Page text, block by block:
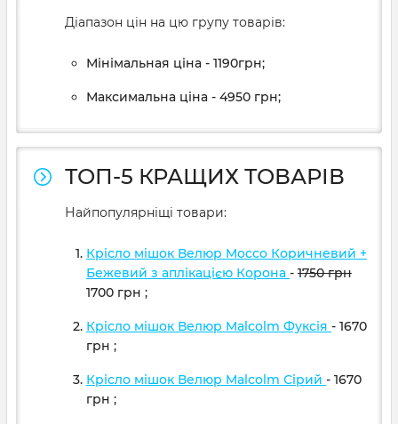
Діапазон цін на цю групу товарів:
Мінімальная ціна - 1190грн;
Максимальна ціна - 4950 грн;
ТОП-5 КРАЩИХ ТОВАРІВ
Найпопулярніщі товари:
Крісло мішок Велюр Mocco Коричневий +
Бежевий з аплікацією Корона - 1750грн
1700 грн ;
Крісло мішок Велюр Malcolm Фуксія - 1670
грн ;
Крісло мішок Велюр Malcolm Сірий - 1670
грн ;